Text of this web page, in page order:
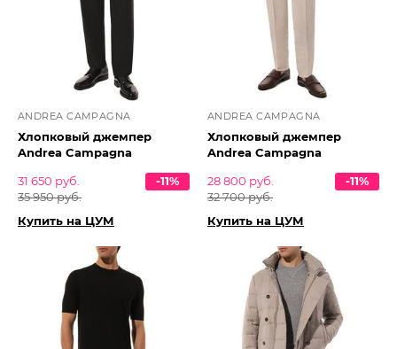
ANDREA CAMPAGNA
Хлопковый джемпер
Andrea Campagna
31 650 руб.
35 950 руб.
-11%
Купить на ЦУМ
ANDREA CAMPAGNA
Хлопковый джемпер
Andrea Campagna
28 800 руб.
32 700 руб.
-11%
Купить на ЦУМ